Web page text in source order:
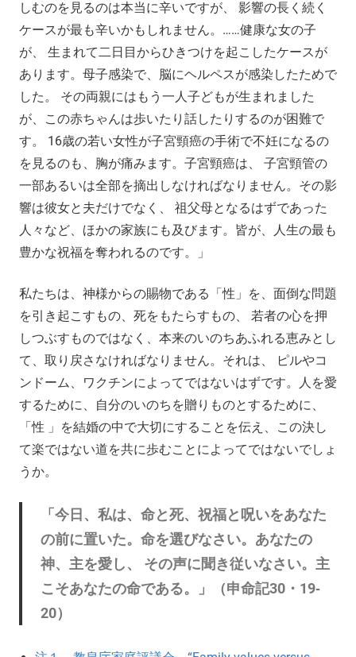
しむのを見るのは本当に辛いですが、 影響の長く続く
ケースが最も辛いかもしれません。……健康な女の子
が、 生まれて二日目からひきつけを起こしたケースが
あります。母子感染で、脳にヘルペスが感染したためで
した。 その両親にはもう一人子どもが生まれました
が、この赤ちゃんは歩いたり話したりするのが困難で
す。 16歳の若い女性が子宮頸癌の手術で不妊になるの
を見るのも、胸が痛みます。子宮頸癌は、 子宮頸管の
一部あるいは全部を摘出しなければなりません。その影
響は彼女と夫だけでなく、 祖父母となるはずであった
人々など、ほかの家族にも及びます。皆が、人生の最も
豊かな祝福を奪われるのです。」
私たちは、神様からの賜物である「性」を、面倒な問題
を引き起こすもの、死をもたらすもの、 若者の心を押
しつぶすものではなく、本来のいのちあふれる恵みとし
て、取り戻さなければなりません。それは、 ピルやコ
ンドーム、ワクチンによってではないはずです。人を愛
するために、自分のいのちを贈りものとするために、
「性 」を結婚の中で大切にすることを伝え、この決し
て楽ではない道を共に歩むことによってではないでしょ
うか。
「今日、私は、命と死、祝福と呪いをあなた
の前に置いた。命を選びなさい。あなたの
神、主を愛し、 その声に聞き従いなさい。主
こそあなたの命である。」（申命記30・19‐
20）